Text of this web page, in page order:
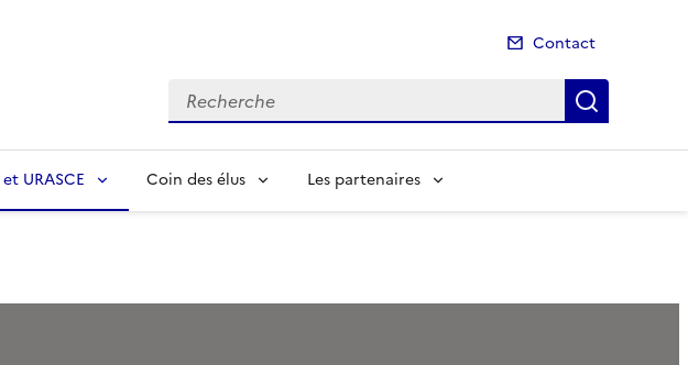
Contact
Recherche
URASCE Coin des élus Les partenaires